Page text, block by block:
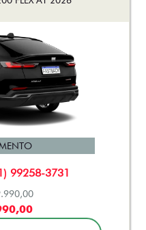
99258-3731
FLEX 4P 2026